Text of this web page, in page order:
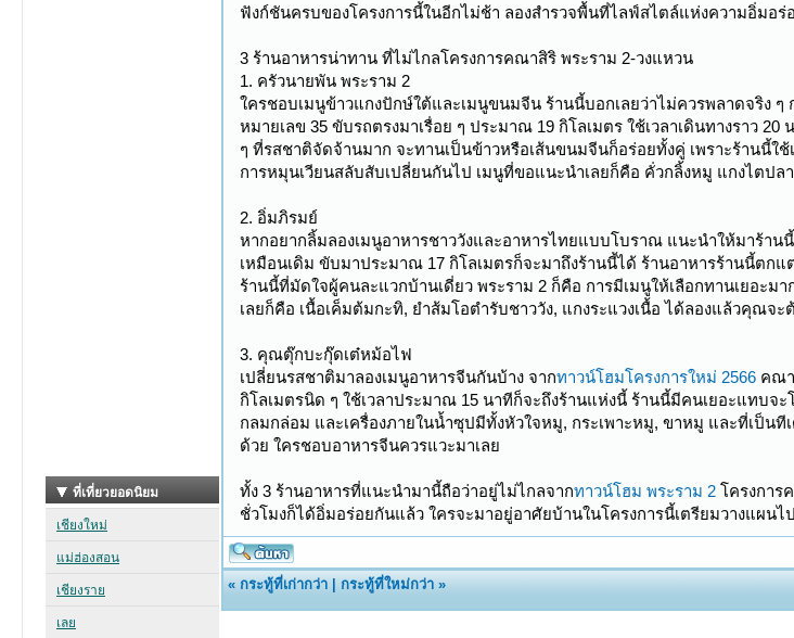
ฟังก์ชันครบของโครงการนี้ในอีกไม่ช้า ลองสำรวจพื้นที่ไลฟ์สไตล์แห่งความอิ่มอร่
3 ร้านอาหารน่าทาน ที่ไม่ไกลโครงการคณาสิริ พระราม 2-วงแหวน
1. ครัวนายพัน พระราม 2
ใครชอบเมนูข้าวแกงปักษ์ใต้และเมนูขนมจีน ร้านนี้บอกเลยว่าไม่ควรพลาดจริง
หมายเลข 35 ขับรถตรงมาเรื่อย ๆ ประมาณ 19 กิโลเมตร ใช้เวลาเดินทางราว
ๆ ที่รสชาติจัดจ้านมาก จะทานเป็นข้าวหรือเส้นขนมจีนก็อร่อยทั้งคู่ เพราะร้านนี้ใ
การหมุนเวียนสลับสับเปลี่ยนกันไป เมนูที่ขอแนะนำเลยก็คือ คั่วกลิ้งหมู แกงไตป
2. อิ่มภิรมย์
หากอยากลิ้มลองเมนูอาหารชาววังและอาหารไทยแบบโบราณ แนะนำให้มาร้าน
เหมือนเดิม ขับมาประมาณ 17 กิโลเมตรก็จะมาถึงร้านนี้ได้ ร้านอาหารร้านนี้ตก
ร้านนี้ที่มัดใจผู้คนละแวกบ้านเดี่ยว พระราม 2 ก็คือ การมีเมนูให้เลือกทานเยอะ
เลยก็คือ เนื้อเค็มต้มกะทิ, ยำส้มโอตำรับชาววัง, แกงระแวงเนื้อ ได้ลองแล้วคุณจะ
3. คุณตุ๊กบะกุ๊ดเต๋หม้อไฟ
เปลี่ยนรสชาติมาลองเมนูอาหารจีนกันบ้าง จากทาวน์โฮมโครงการใหม่ 2566 คณา
กิโลเมตรนิด ๆ ใช้เวลาประมาณ 15 นาทีก็จะถึงร้านแห่งนี้ ร้านนี้มีคนเยอะแทบจ
กลมกล่อม และเครื่องภายในน้ำซุปมีทั้งหัวใจหมู, กระเพาะหมู, ขาหมู และที่เป็น
ด้วย ใครชอบอาหารจีนควรแวะมาเลย
ทั้ง 3 ร้านอาหารที่แนะนำมานี้ถือว่าอยู่ไม่ไกลจากทาวน์โฮม พระราม 2 โครงกา
ชั่วโมงก็ได้อิ่มอร่อยกันแล้ว ใครจะมาอยู่อาศัยบ้านในโครงการนี้เตรียมวางแผน
«กระทู้ที่เก่ากว่า |กระทู้ที่ใหม่กว่า »